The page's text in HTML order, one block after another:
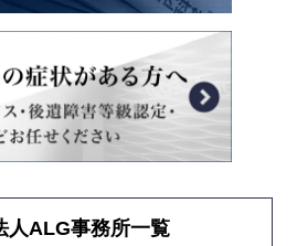
人ALG事務所一覧